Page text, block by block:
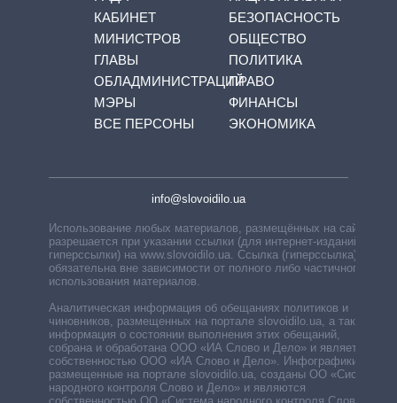
КАБИНЕТ
МИНИСТРОВ
ГЛАВЫ
ОБЛАДМИНИСТРАЦИЙ
МЭРЫ
ВСЕ ПЕРСОНЫ
БЕЗОПАСНОСТЬ
ОБЩЕСТВО
ПОЛИТИКА
ПРАВО
ФИНАНСЫ
ЭКОНОМИКА
info@slovoidilo.ua
Использование любых материалов, размещённых на сайте,
разрешается при указании ссылки (для интернет-изданий —
гиперссылки) на www.slovoidilo.ua. Ссылка (гиперссылка)
обязательна вне зависимости от полного либо частичного
использования материалов.
Аналитическая информация об обещаниях политиков и
чиновников, размещенных на портале slovoidilo.ua, а также
информация о состоянии выполнения этих обещаний,
собрана и обработана ООО «ИА Слово и Дело» и является
собственностью ООО «ИА Слово и Дело». Инфографики,
размещенные на портале slovoidilo.ua, созданы ОО «Система
народного контроля Слово и Дело» и являются